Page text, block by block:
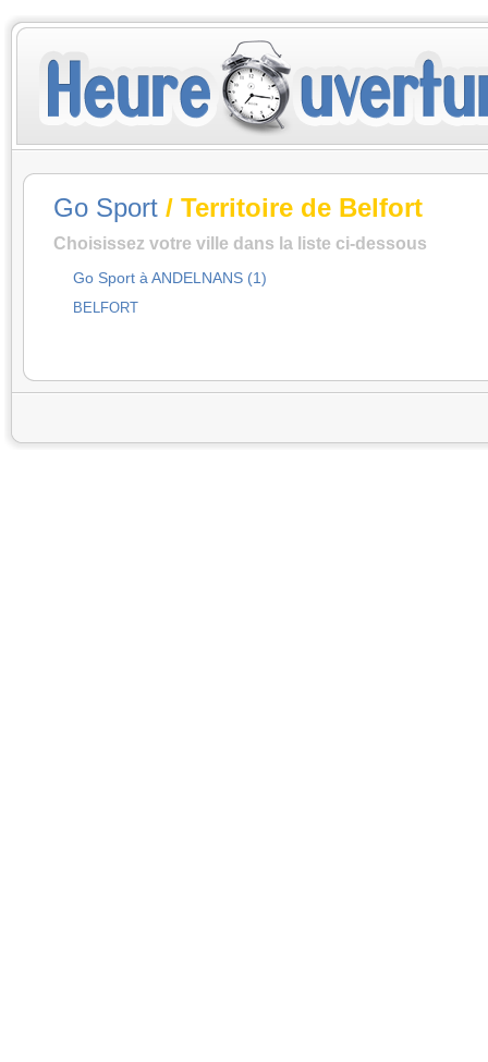
Go Sport / Territoire de Belfort
Choisissez votre ville dans la liste ci-dessous
Go Sport à ANDELNANS (1)
BELFORT